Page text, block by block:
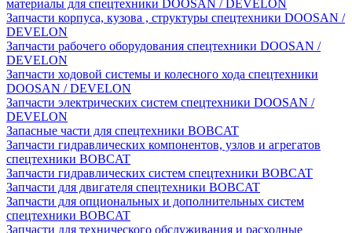
материалы для спецтехники DOOSAN / DEVELON
Запчасти корпуса, кузова , структуры спецтехники DOOSAN /
DEVELON
Запчасти рабочего оборудования спецтехники DOOSAN /
DEVELON
Запчасти ходовой системы и колесного хода спецтехники
DOOSAN / DEVELON
Запчасти электрических систем спецтехники DOOSAN /
DEVELON
Запасные части для спецтехники BOBCAT
Запчасти гидравлических компонентов, узлов и агрегатов
спецтехники BOBCAT
Запчасти гидравлических систем спецтехники BOBCAT
Запчасти для двигателя спецтехники BOBCAT
Запчасти для опциональных и дополнительных систем
спецтехники BOBCAT
Запчасти для технического обслуживания и расходные